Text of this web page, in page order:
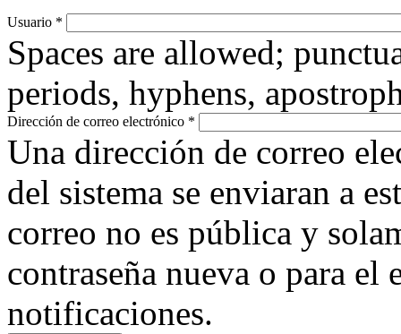
Usuario *
Spaces are allowed;
periods, hyphens,
Dirección de correo electrónico *
Una dirección de correo
del sistema se enviaran a
correo no es pública y
contraseña nueva o para
notificaciones.